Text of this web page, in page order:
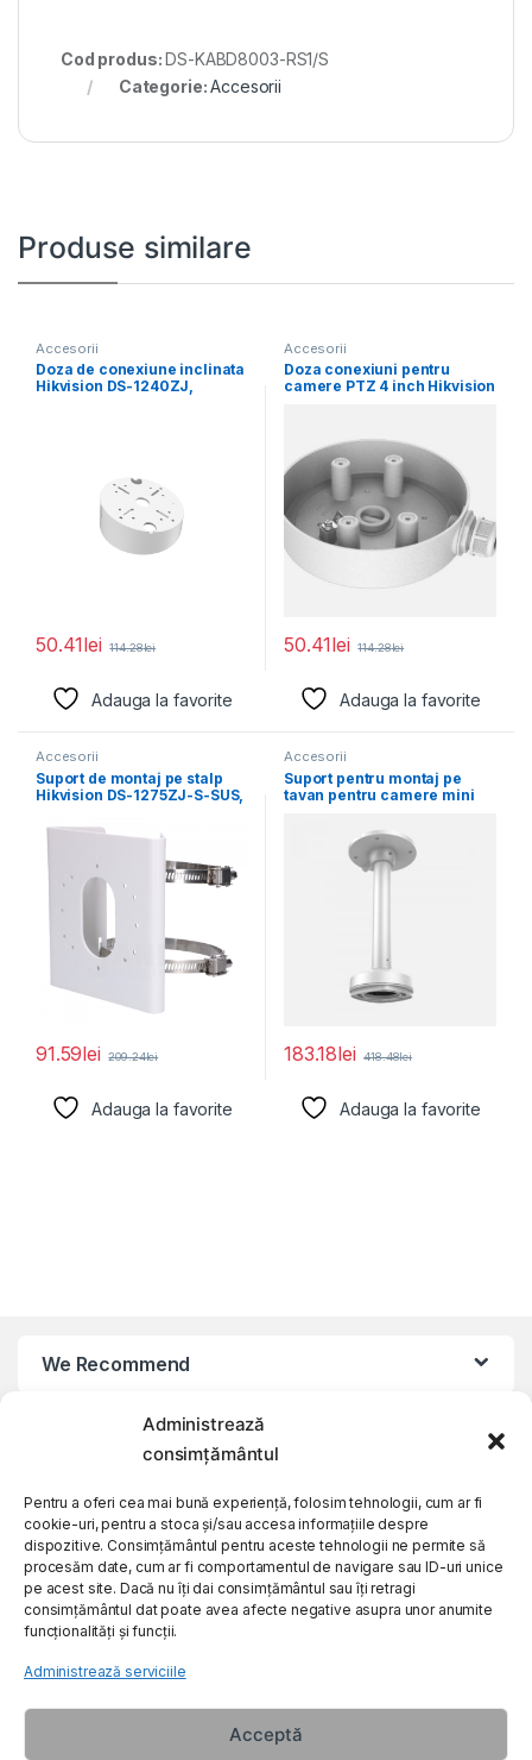
Administrează
consimțământul
Pentru a oferi cea mai bună experiență, folosim tehnologii, cum ar fi
cookie-uri, pentru a stoca și/sau accesa informațiile despre
dispozitive. Consimțământul pentru aceste tehnologii ne permite să
procesăm date, cum ar fi comportamentul de navigare sau ID-uri unice
pe acest site. Dacă nu îți dai consimțământul sau îți retragi
consimțământul dat poate avea afecte negative asupra unor anumite
funcționalități și funcții.
Administrează serviciile
Acceptă
Cod produs:DS-KABD8003-RS1/S
Categorie:Accesorii
Produse similare
Accesorii
Doza de conexiune inclinata
Hikvision DS-1240ZJ,
50.41lei 114.28lei
Adauga la favorite
Accesorii
Doza conexiuni pentru
camere PTZ 4 inch Hikvision
50.41lei 114.28lei
Adauga la favorite
Accesorii
Suport de montaj pe stalp
Hikvision DS-1275ZJ-S-SUS,
91.59lei 209.24lei
Adauga la favorite
Accesorii
Suport pentru montaj pe
tavan pentru camere mini
183.18lei 418.48lei
Adauga la favorite
We Recommend
My Account
Customer Care
About Us